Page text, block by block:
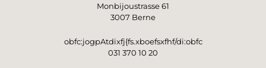
Monbijoustrasse 61
3007 Berne
obfc:jogpAtdixfj{fs.xboefsxfhf/di:obfc
031 370 10 20